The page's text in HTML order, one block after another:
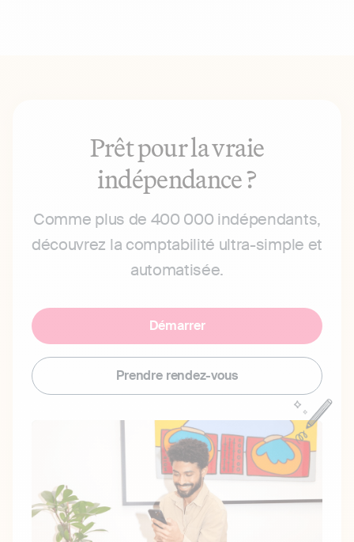
Prêt pour la vraie
indépendance ?
Comme plus de 400 000 indépendants,
découvrez la comptabilité ultra-simple et
automatisée.
Démarrer
Prendre rendez-vous